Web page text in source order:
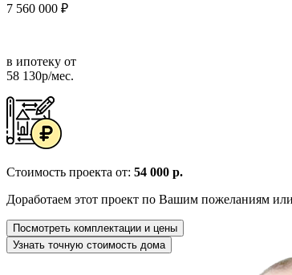
7 560 000 ₽
в ипотеку от
58 130р/мес.
Стоимость проекта от: 54 000 р.
Доработаем этот проект по Вашим пожеланиям
Посмотреть комплектации и цены
Узнать точную стоимость дома